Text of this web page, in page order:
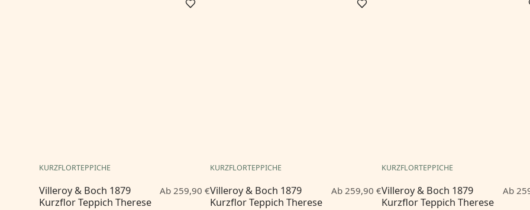
KURZFLORTEPPICHE
Villeroy & Boch 1879
Kurzflor Teppich Therese
Ab 259,90 €
KURZFLORTEPPICHE
Villeroy & Boch 1879
Kurzflor Teppich Therese
Ab 259,90 €
KURZFLORTEPPICHE
Villeroy & Boch 1879
Kurzflor Teppich Therese
Ab